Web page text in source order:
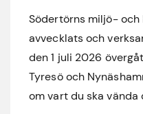
Södertörns miljö-
avvecklats och
den 1 juli 2026
Tyresö och
om vart du ska